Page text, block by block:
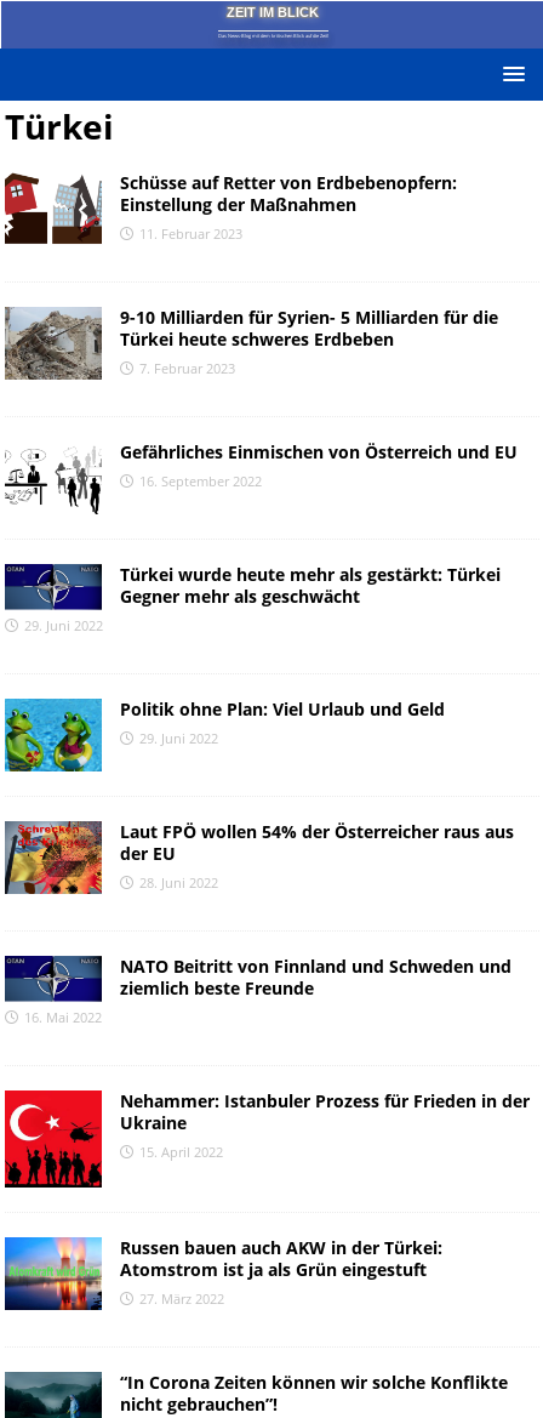
ZEIT IM BLICK
Das News-Blog mit dem kritischen Blick auf die Zeit!
Türkei
Schüsse auf Retter von Erdbebenopfern:
Einstellung der Maßnahmen
11. Februar 2023
9-10 Milliarden für Syrien- 5 Milliarden für die
Türkei heute schweres Erdbeben
7. Februar 2023
Gefährliches Einmischen von Österreich und EU
16. September 2022
Türkei wurde heute mehr als gestärkt: Türkei
Gegner mehr als geschwächt
29. Juni 2022
Politik ohne Plan: Viel Urlaub und Geld
29. Juni 2022
Laut FPÖ wollen 54% der Österreicher raus aus
der EU
28. Juni 2022
NATO Beitritt von Finnland und Schweden und
ziemlich beste Freunde
16. Mai 2022
Nehammer: Istanbuler Prozess für Frieden in der
Ukraine
15. April 2022
Russen bauen auch AKW in der Türkei:
Atomstrom ist ja als Grün eingestuft
27. März 2022
“In Corona Zeiten können wir solche Konflikte
nicht gebrauchen”!